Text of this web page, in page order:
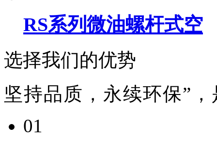
RS系列微油螺杆式空
选择我们的优势
坚持品质，永续环保”
01